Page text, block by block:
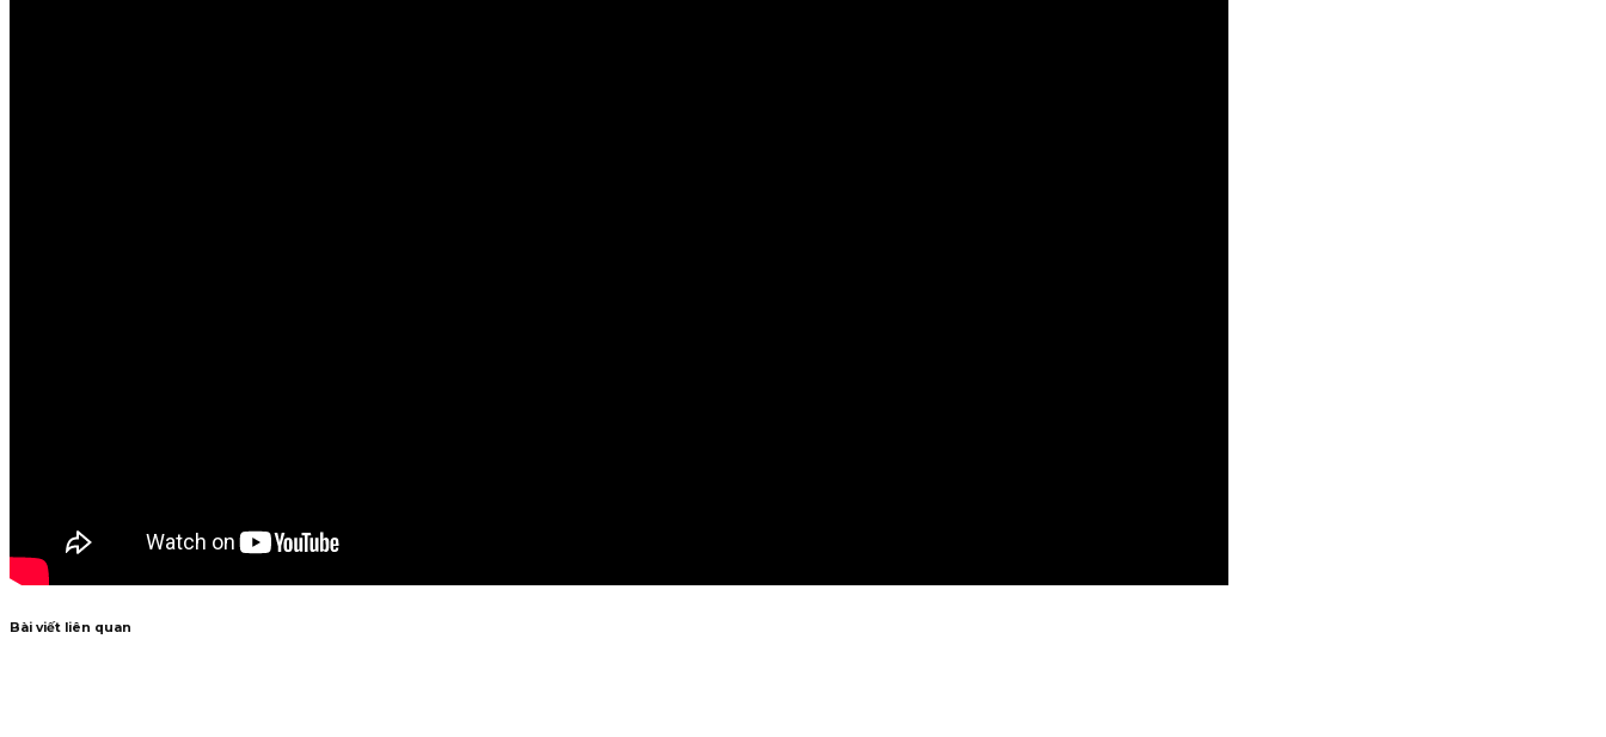
Bài viết liên quan